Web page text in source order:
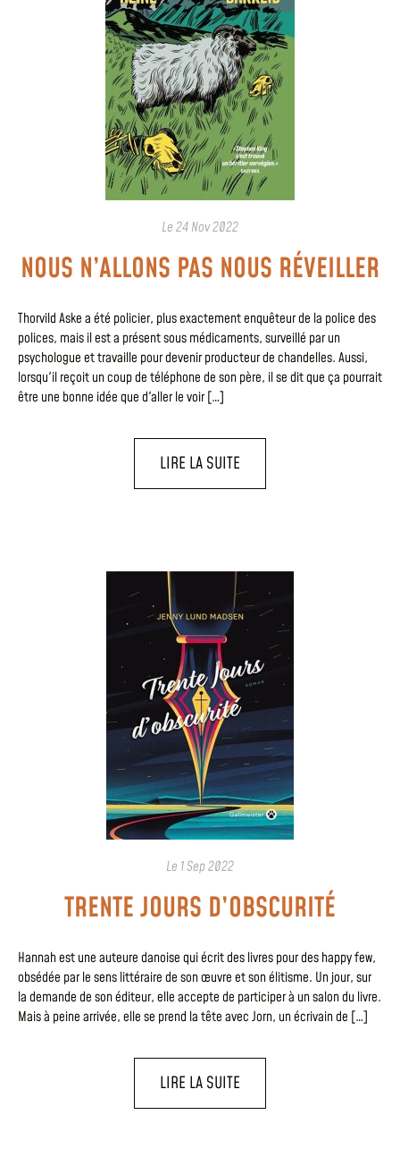
Le24 Nov 2022
NOUS N’ALLONS PAS NOUS RÉVEILLER
Thorvild Aske a été policier, plus exactement enquêteur de la police des
polices, mais il est a présent sous médicaments, surveillé par un
psychologue et travaille pour devenir producteur de chandelles. Aussi,
lorsqu'il reçoit un coup de téléphone de son père, il se dit que ça pourrait
être une bonne idée que d'aller le voir […]
LIRE LA SUITE
Le 1 Sep 2022
TRENTE JOURS D’OBSCURITÉ
Hannah est une auteure danoise qui écrit des livres pour des happy few,
obsédée par le sens littéraire de son œuvre et son élitisme. Un jour, sur
la demande de son éditeur, elle accepte de participer à un salon du livre.
Mais à peine arrivée, elle se prend la tête avec Jorn, un écrivain de […]
LIRE LA SUITE